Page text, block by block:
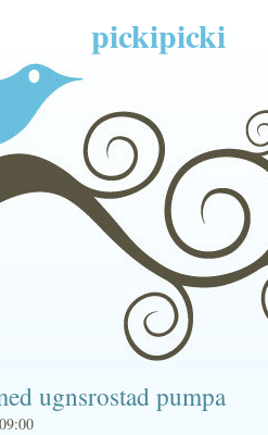
pickipicki
ugnsrostad pumpa